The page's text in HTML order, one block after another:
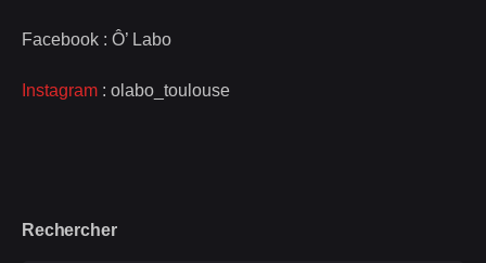
Facebook : Ô’ Labo
Instagram : olabo_toulouse
Rechercher